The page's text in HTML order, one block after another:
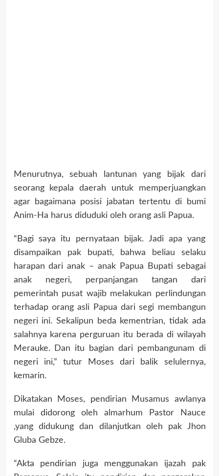
Menurutnya, sebuah lantunan yang bijak dari
seorang kepala daerah untuk memperjuangkan
agar bagaimana posisi jabatan tertentu di bumi
Anim-Ha harus diduduki oleh orang asli Papua.
“Bagi saya itu pernyataan bijak. Jadi apa yang
disampaikan pak bupati, bahwa beliau selaku
harapan dari anak – anak Papua Bupati sebagai
anak negeri, perpanjangan tangan dari
pemerintah pusat wajib melakukan perlindungan
terhadap orang asli Papua dari segi membangun
negeri ini. Sekalipun beda kementrian, tidak ada
salahnya karena perguruan itu berada di wilayah
Merauke. Dan itu bagian dari pembangunam di
negeri ini,” tutur Moses dari balik selulernya,
kemarin.
Dikatakan Moses, pendirian Musamus awlanya
mulai didorong oleh almarhum Pastor Nauce
,yang didukung dan dilanjutkan oleh pak Jhon
Gluba Gebze.
“Akta pendirian juga menggunakan ijazah pak